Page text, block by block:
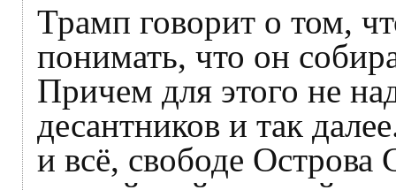
Трамп говорит о том,
понимать, что он
Причем для этого не
десантников и так
и всё, свободе